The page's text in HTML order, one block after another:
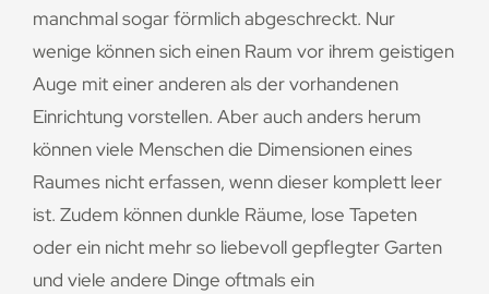
manchmal sogar förmlich abgeschreckt. Nur
wenige können sich einen Raum vor ihrem geistigen
Auge mit einer anderen als der vorhandenen
Einrichtung vorstellen. Aber auch anders herum
können viele Menschen die Dimensionen eines
Raumes nicht erfassen, wenn dieser komplett leer
ist. Zudem können dunkle Räume, lose Tapeten
oder ein nicht mehr so liebevoll gepflegter Garten
und viele andere Dinge oftmals ein